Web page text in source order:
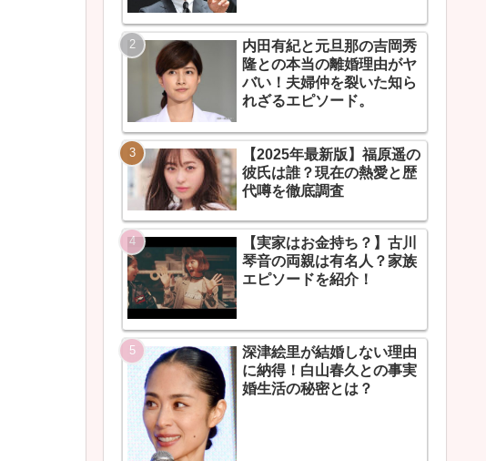
内田有紀と元旦那の吉岡秀
隆との本当の離婚理由がヤ
バい！夫婦仲を裂いた知ら
れざるエピソード。
【2025年最新版】福原遥の
彼氏は誰？現在の熱愛と歴
代噂を徹底調査
【実家はお金持ち？】古川
琴音の両親は有名人？家族
エピソードを紹介！
深津絵里が結婚しない理由
に納得！白山春久との事実
婚生活の秘密とは？